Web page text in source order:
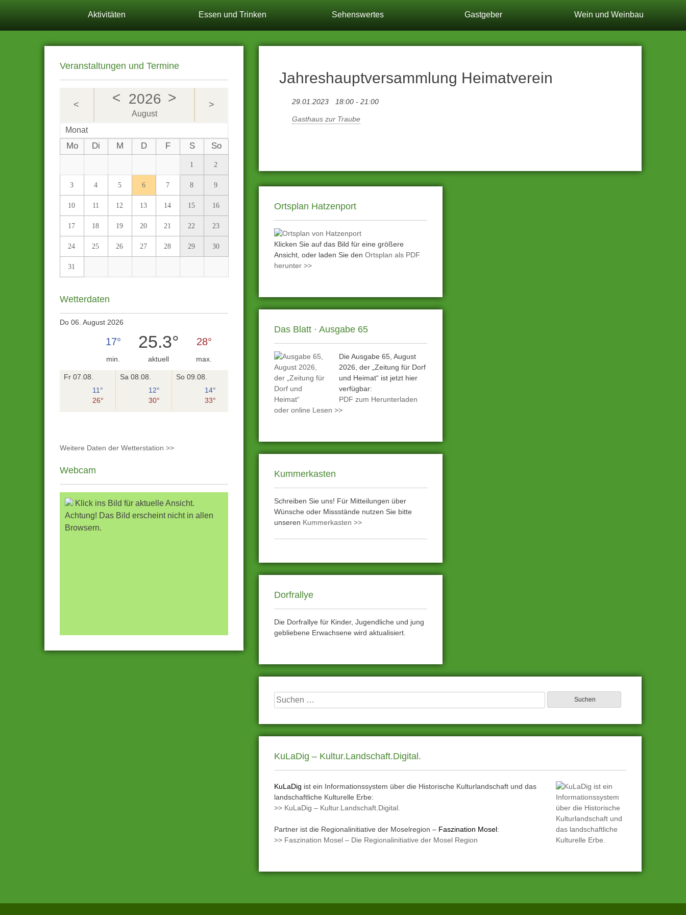
Aktivitäten Essen und Trinken Sehenswertes Gastgeber Wein und Weinbau
Jahreshauptversammlung Heimatverein
29.01.2023 18:00 - 21:00
Gasthaus zur Traube
Veranstaltungen und Termine
< < 2026 >
August
>
Monat
Mo Di M D F S So
1 2
3 4 5 6 7 8 9
10 11 12 13 14 15 16
17 18 19 20 21 22 23
24 25 26 27 28 29 30
31
Wetterdaten
Do 06. August 2026
17°
min.
25.3°
aktuell
28°
max.
Fr 07.08.
11°
26°
Sa 08.08.
12°
30°
So 09.08.
14°
33°
Weitere Daten der Wetterstation >>
Webcam
Klick ins Bild für aktuelle Ansicht.
Achtung! Das Bild erscheint nicht in allen
Browsern.
Ortsplan Hatzenport
Klicken Sie auf das Bild für eine größere
Ansicht, oder laden Sie den Ortsplan als PDF
herunter >>
Das Blatt · Ausgabe 65
Die Ausgabe 65, August
2026, der „Zeitung für Dorf
und Heimat“ ist jetzt hier
verfügbar:
PDF zum Herunterladen
oder online Lesen >>
Kummerkasten
Schreiben Sie uns! Für Mitteilungen über
Wünsche oder Missstände nutzen Sie bitte
unseren Kummerkasten >>
Dorfrallye
Die Dorfrallye für Kinder, Jugendliche und jung
gebliebene Erwachsene wird aktualisiert.
Suchen
nach:
KuLaDig – Kultur.Landschaft.Digital.
KuLaDig ist ein Informationssystem über die Historische Kulturlandschaft und das
landschaftliche Kulturelle Erbe:
>> KuLaDig – Kultur.Landschaft.Digital.
Partner ist die Regionalinitiative der Moselregion – Faszination Mosel:
>> Faszination Mosel – Die Regionalinitiative der Mosel Region